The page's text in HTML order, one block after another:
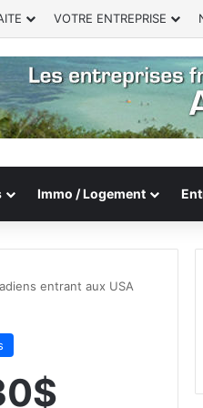
VOTRE ENTREPRISE
Immo / Logement
entrant aux USA